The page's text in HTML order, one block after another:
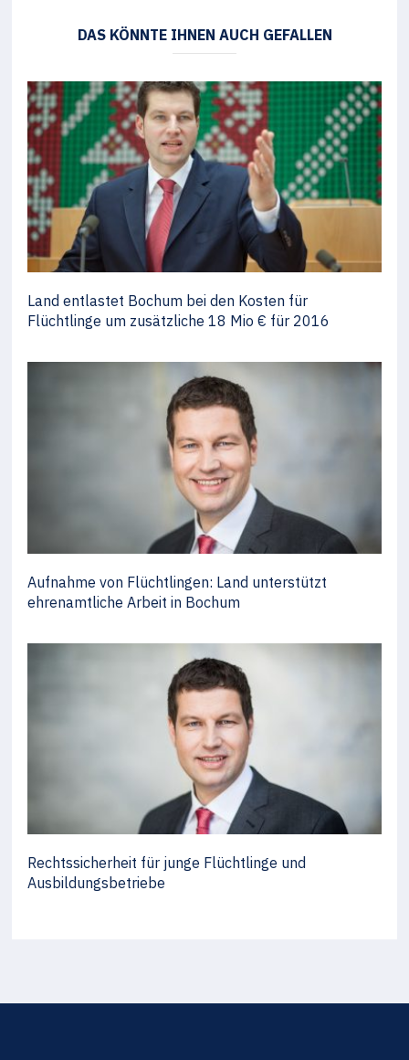
DAS KÖNNTE IHNEN AUCH GEFALLEN
Land entlastet Bochum bei den Kosten für
Flüchtlinge um zusätzliche 18 Mio € für 2016
Aufnahme von Flüchtlingen: Land unterstützt
ehrenamtliche Arbeit in Bochum
Rechtssicherheit für junge Flüchtlinge und
Ausbildungsbetriebe